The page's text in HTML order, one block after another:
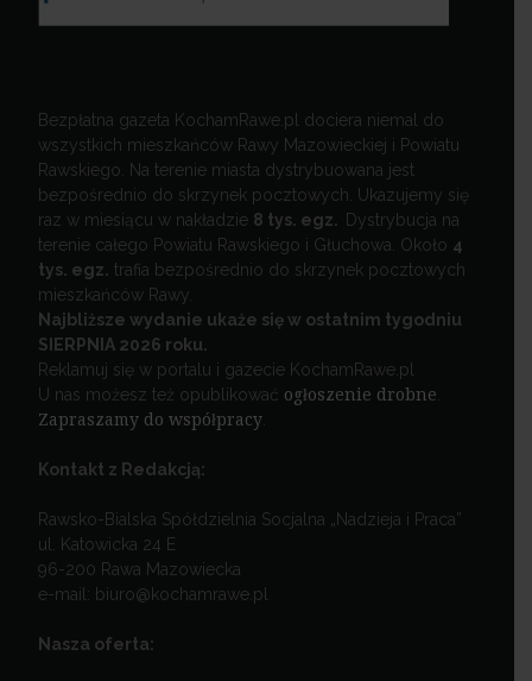
Bezpłatna gazeta KochamRawe.pl dociera niemal do
wszystkich mieszkańców Rawy Mazowieckiej i Powiatu
Rawskiego. Na terenie miasta dystrybuowana jest
bezpośrednio do skrzynek pocztowych. Ukazujemy się
raz w miesiącu w nakładzie 8 tys. egz. Dystrybucja na
terenie całego Powiatu Rawskiego i Głuchowa. Około 4
tys. egz. trafia bezpośrednio do skrzynek pocztowych
mieszkańców Rawy.
Najbliższe wydanie ukaże się w ostatnim tygodniu
SIERPNIA 2026 roku.
Reklamuj się w portalu i gazecie KochamRawe.pl
U nas możesz też opublikować ogłoszenie drobne
Zapraszamy do współpracy.
Kontakt z Redakcją:
Rawsko-Bialska Spółdzielnia Socjalna „Nadzieja i Praca”
ul. Katowicka 24 E
96-200 Rawa Mazowiecka
e-mail: biuro@kochamrawe.pl
Nasza oferta: